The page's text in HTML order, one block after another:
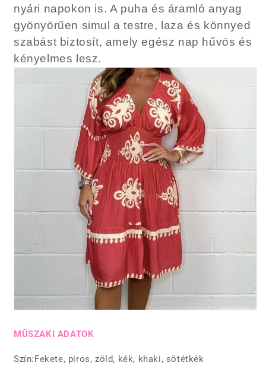
nyári napokon is. A puha és áramló anyag
gyönyörűen simul a testre, laza és könnyed
szabást biztosít, amely egész nap hűvös és
kényelmes lesz.
MŰSZAKI ADATOK
Szín:Fekete, piros, zöld, kék, khaki, sötétkék